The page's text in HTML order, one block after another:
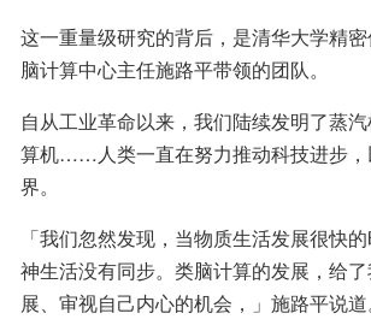
这一重量级研究的背后，是清华大学精
脑计算中心主任施路平带领的团队。
自从工业革命以来，我们陆续发明了蒸
算机……人类一直在努力推动科技进步，
界。
「我们忽然发现，当物质生活发展很快
神生活没有同步。类脑计算的发展，给
展、审视自己内心的机会，」施路平说道